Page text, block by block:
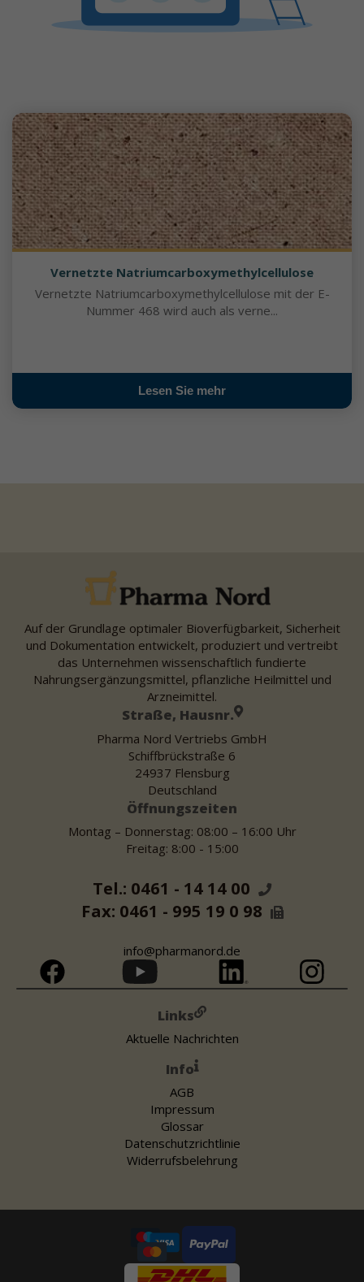
Vernetzte Natriumcarboxymethylcellulose
Vernetzte Natriumcarboxymethylcellulose mit der E-
Nummer 468 wird auch als verne...
Lesen Sie mehr
Auf der Grundlage optimaler Bioverfügbarkeit, Sicherheit
und Dokumentation entwickelt, produziert und vertreibt
das Unternehmen wissenschaftlich fundierte
Nahrungsergänzungsmittel, pflanzliche Heilmittel und
Arzneimittel.
Straße, Hausnr.
Pharma Nord Vertriebs GmbH
Schiffbrückstraße 6
24937 Flensburg
Deutschland
Öffnungszeiten
Montag – Donnerstag: 08:00 – 16:00 Uhr
Freitag: 8:00 - 15:00
Tel.: 0461 - 14 14 00
Fax: 0461 - 995 19 0 98
info@pharmanord.de
Links
Aktuelle Nachrichten
Info
AGB
Impressum
Glossar
Datenschutzrichtlinie
Widerrufsbelehrung